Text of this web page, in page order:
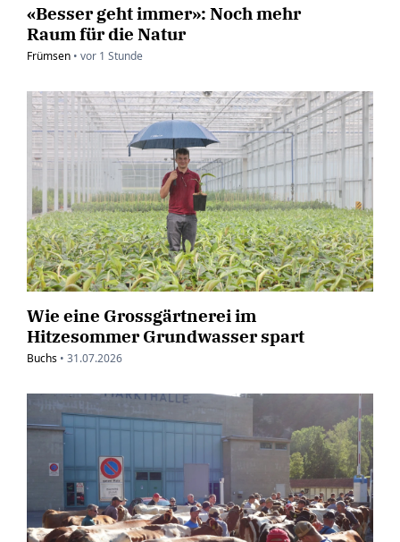
«Besser geht immer»: Noch mehr
Raum für die Natur
Frümsen • vor 1 Stunde
Wie eine Grossgärtnerei im
Hitzesommer Grundwasser spart
Buchs • 31.07.2026